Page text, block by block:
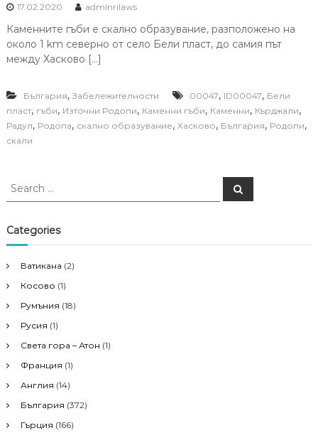
17.02.2020 adminrilaws
Каменните гъби е скално образувание, разположено на
около 1 km северно от село Бели пласт, до самия път
между Хасково […]
България, Забележителности 00047, ID00047, Бели
пласт, гъби, Източни Родопи, Каменни гъби, Каменни, Кърджали,
Радул, Родопа, скално образувание, Хасково, България, Родопи,
скали
S
r
c
f
o
r
S
e
Categories
Ватикана (2)
Косово (1)
Румъния (18)
Русия (1)
Света гора – Атон (1)
Франция (1)
Англия (14)
България (372)
Гърция (166)